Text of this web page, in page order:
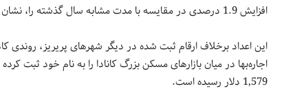
افزایش 1.9 درصدی در مقایسه با مدت مشابه سال گذشته را، نشان می‌دهد.
این اعداد برخلاف ارقام ثبت شده در دیگر شهرهای پریریز،
1,579 دلار رسیده است.